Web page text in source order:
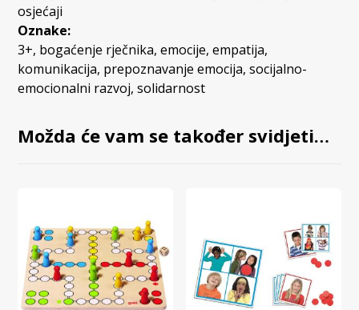
osjećaji
Oznake:
3+, bogaćenje rječnika,emocije,empatija,
komunikacija, prepoznavanje emocija,socijalno-
emocionalni razvoj,solidarnost
Možda će vam se također svidjeti…